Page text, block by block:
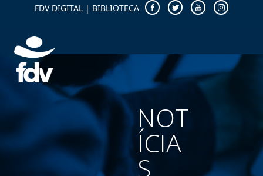
FDV DIGITAL | BIBLIOTECA
NOT
ÍCIA
S